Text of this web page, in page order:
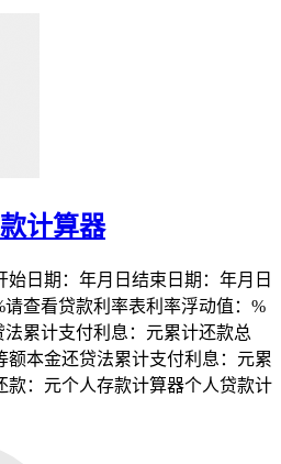
计算器
日期：年月日结束日期：年月日
查看贷款利率表利率浮动值：%
累计支付利息：元累计还款总
额本金还贷法累计支付利息：元累
款：元个人存款计算器个人贷款计